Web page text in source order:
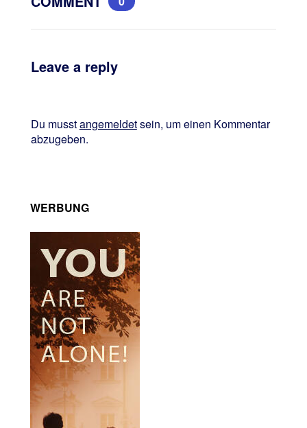
Leave a reply
Du musstangemeldetsein, um einen Kommentar
abzugeben.
WERBUNG